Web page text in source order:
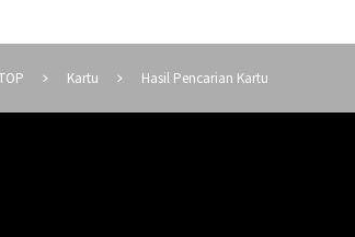
Kartu Hasil Pencarian Kartu